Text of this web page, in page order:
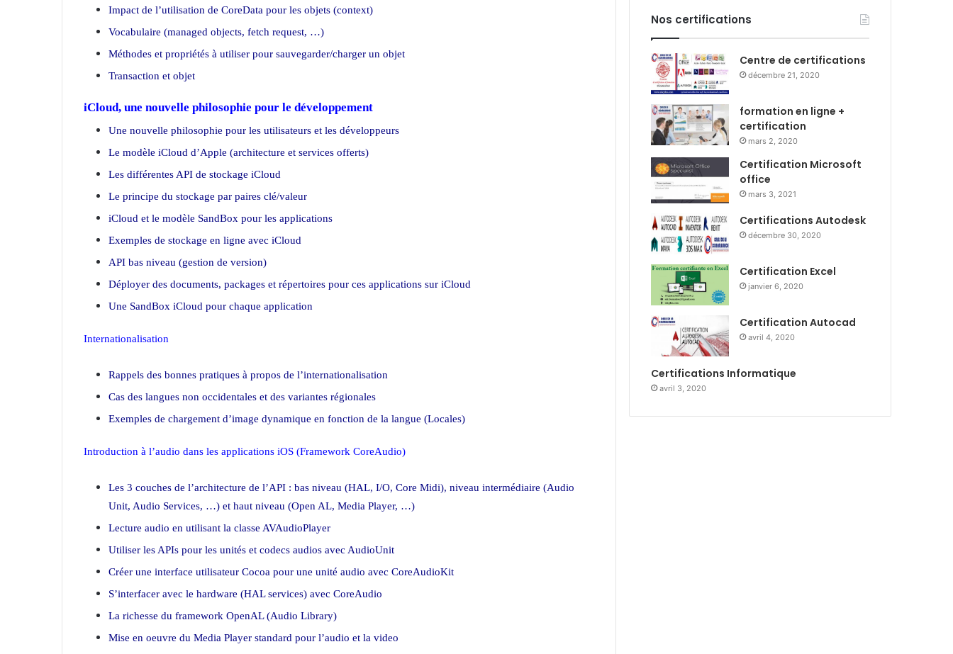
Impact de l’utilisation de CoreData pour les objets (context)
Vocabulaire (managed objects, fetch request, …)
Méthodes et propriétés à utiliser pour sauvegarder/charger un objet
Transaction et objet
iCloud, une nouvelle philosophie pour le développement
Une nouvelle philosophie pour les utilisateurs et les développeurs
Le modèle iCloud d’Apple (architecture et services offerts)
Les différentes API de stockage iCloud
Le principe du stockage par paires clé/valeur
iCloud et le modèle SandBox pour les applications
Exemples de stockage en ligne avec iCloud
API bas niveau (gestion de version)
Déployer des documents, packages et répertoires pour ces applications sur iCloud
Une SandBox iCloud pour chaque application
Internationalisation
Rappels des bonnes pratiques à propos de l’internationalisation
Cas des langues non occidentales et des variantes régionales
Exemples de chargement d’image dynamique en fonction de la langue (Locales)
Introduction à l’audio dans les applications iOS (Framework CoreAudio)
Les 3 couches de l’architecture de l’API : bas niveau (HAL, I/O, Core Midi), niveau intermédiaire (Audio
Unit, Audio Services, …) et haut niveau (Open AL, Media Player, …)
Lecture audio en utilisant la classe AVAudioPlayer
Utiliser les APIs pour les unités et codecs audios avec AudioUnit
Créer une interface utilisateur Cocoa pour une unité audio avec CoreAudioKit
S’interfacer avec le hardware (HAL services) avec CoreAudio
La richesse du framework OpenAL (Audio Library)
Mise en oeuvre du Media Player standard pour l’audio et la video
Nos certifications
Centre de certifications
décembre 21, 2020
formation en ligne +
certification
mars 2, 2020
Certification Microsoft
office
mars 3, 2021
Certifications Autodesk
décembre 30, 2020
Certification Excel
janvier 6, 2020
Certification Autocad
avril 4, 2020
Certifications Informatique
avril 3, 2020